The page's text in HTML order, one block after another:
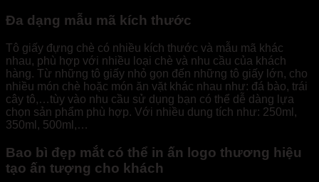
Đa dạng mẫu mã kích thước
Tô giấy đựng chè có nhiều kích thước và mẫu mã khác
nhau, phù hợp với nhiều loại chè và nhu cầu của khách
hàng. Từ những tô giấy nhỏ gọn đến những tô giấy lớn, cho
nhiều món chè hoặc món ăn vặt khác nhau như: đá bào, trái
cây tô,…tùy vào nhu cầu sử dụng bạn có thể dễ dàng lựa
chọn sản phẩm phù hợp. Với nhiều dung tích như: 250ml,
350ml, 500ml,…
Bao bì đẹp mắt có thể in ấn logo thương hiệu
tạo ấn tượng cho khách